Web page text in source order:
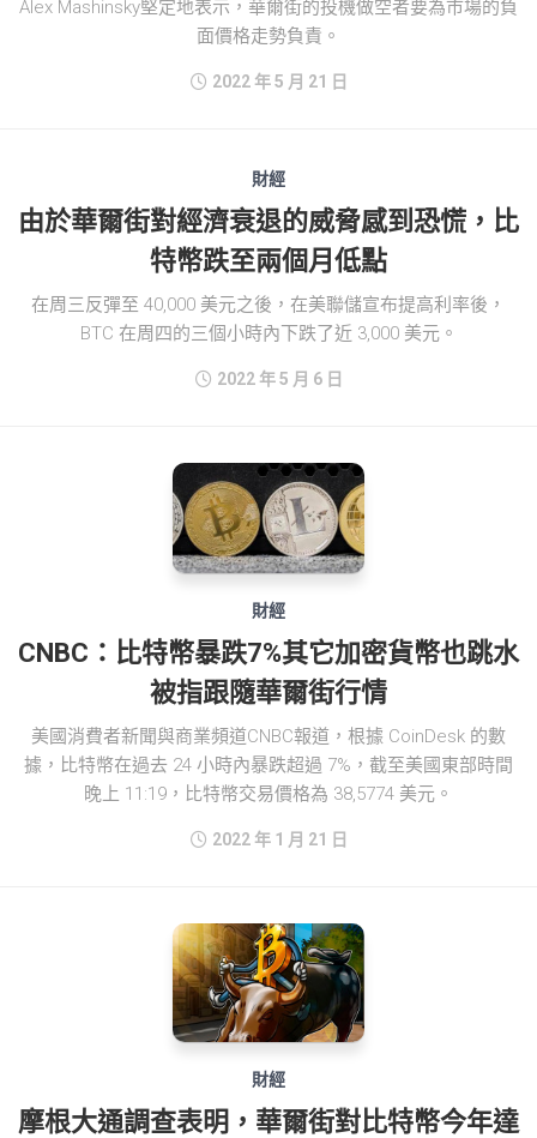
Alex Mashinsky堅定地表示，華爾街的投機做空者要為市場的負
面價格走勢負責。
2022 年 5 月 21 日
財經
由於華爾街對經濟衰退的威脅感到恐慌，比
特幣跌至兩個月低點
在周三反彈至 40,000 美元之後，在美聯儲宣布提高利率後，
BTC 在周四的三個小時內下跌了近 3,000 美元。
2022 年 5 月 6 日
財經
CNBC：比特幣暴跌7%其它加密貨幣也跳水
被指跟隨華爾街行情
美國消費者新聞與商業頻道CNBC報道，根據 CoinDesk 的數
據，比特幣在過去 24 小時內暴跌超過 7%，截至美國東部時間
晚上 11:19，比特幣交易價格為 38,5774 美元。
2022 年 1 月 21 日
財經
摩根大通調查表明，華爾街對比特幣今年達